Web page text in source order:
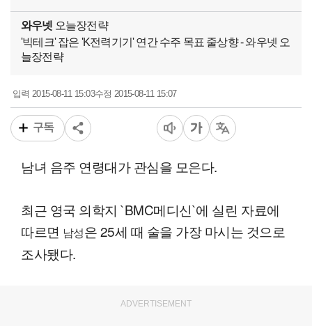
와우넷 오늘장전략
'빅테크' 잡은 'K전력기기' 연간 수주 목표 줄상향 - 와우넷 오
늘장전략
입력 2015-08-11 15:03수정 2015-08-11 15:07
구독
남녀 음주 연령대가 관심을 모은다.
최근 영국 의학지 `BMC메디신`에 실린 자료에
따르면 남성은 25세 때 술을 가장 마시는 것으로
조사됐다.
ADVERTISEMENT